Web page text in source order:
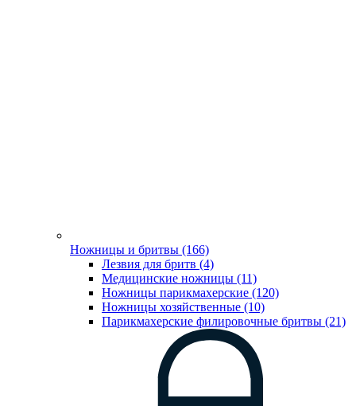
Ножницы и бритвы (166)
Лезвия для бритв (4)
Медицинские ножницы (11)
Ножницы парикмахерские (120)
Ножницы хозяйственные (10)
Парикмахерские филировочные бритвы (21)